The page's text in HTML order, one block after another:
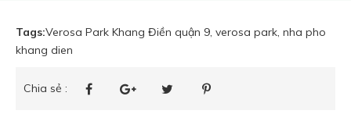
Tags:Verosa Park Khang Điền quận 9 verosa park nha pho
khang dien
Chia sẻ :